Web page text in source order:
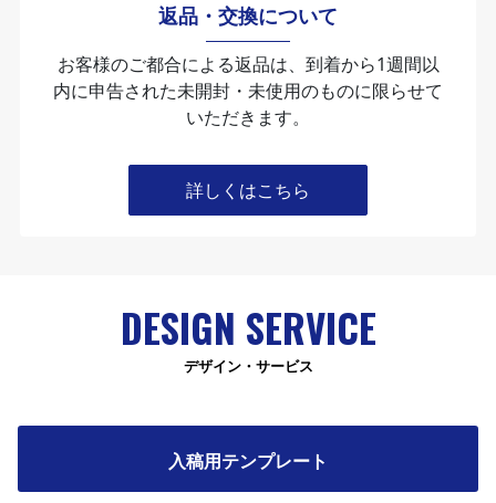
返品・交換について
お客様のご都合による返品は、到着から1週間以
内に申告された未開封・未使⽤のものに限らせて
いただきます。
詳しくはこちら
DESIGN SERVICE
デザイン・サービス
入稿用テンプレート